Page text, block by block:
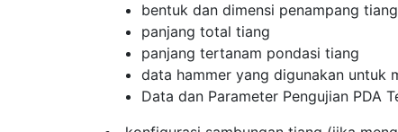
bentuk dan dimensi penampang tiang
panjang total tiang
panjang tertanam pondasi tiang
data hammer yang digunakan untuk
Data dan Parameter Pengujian PDA